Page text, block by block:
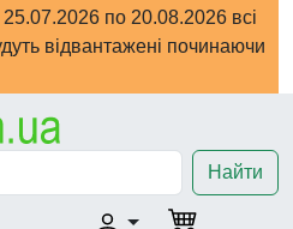
25.07.2026 по 20.08.2026 всі
відвантажені починаючи
Найти